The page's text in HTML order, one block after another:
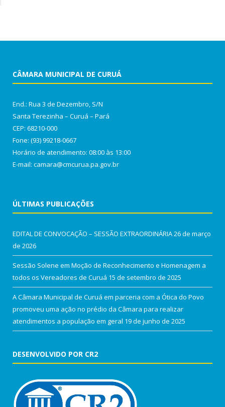
CÂMARA MUNICIPAL DE CURUÁ
End.: Rua 3 de Dezembro, S/N
Santa Terezinha – Curuá – Pará
CEP: 68210-000
Fone: (93) 99218-0667
Horário de atendimento: 08:00 às 13:00
E-mail: camara@cmcurua.pa.gov.br
ÚLTIMAS PUBLICAÇÕES
EDITAL DE CONVOCAÇÃO – SESSÃO EXTRAORDINÁRIA26 de março
de 2026
Sessão Solene em Moção de Reconhecimento e Homenagem a
todos os Vereadores de Curuá 15 de setembro de 2025
A Câmara Municipal de Curuá em parceria com a Ótica do Povo
promoveu uma ação no prédio da Câmara para realizar
atendimentos a população em geral 19 de junho de 2025
DESENVOLVIDO POR CR2